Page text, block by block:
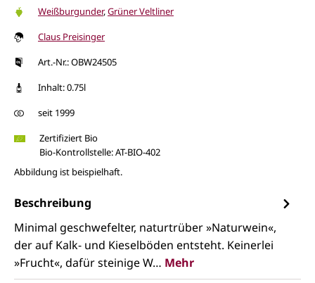
Weißburgunder,Grüner Veltliner
Claus Preisinger
Art.-Nr.: OBW24505
Inhalt: 0.75l
seit 1999
Zertifiziert Bio
Bio-Kontrollstelle: AT-BIO-402
Abbildung ist beispielhaft.
Beschreibung
Minimal geschwefelter, naturtrüber »Naturwein«,
der auf Kalk- und Kieselböden entsteht. Keinerlei
»Frucht«, dafür steinige W… Mehr